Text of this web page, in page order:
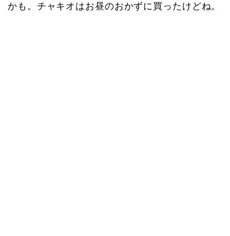
かも。チャキオはお昼のおかずに買ったけどね。